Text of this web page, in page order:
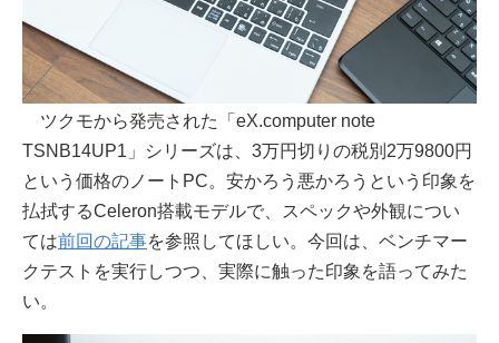
ツクモから発売された「eX.computer note
TSNB14UP1」シリーズは、3万円切りの税別2万9800円
という価格のノートPC。安かろう悪かろうという印象を
払拭するCeleron搭載モデルで、スペックや外観につい
ては前回の記事を参照してほしい。今回は、ベンチマー
クテストを実行しつつ、実際に触った印象を語ってみた
い。